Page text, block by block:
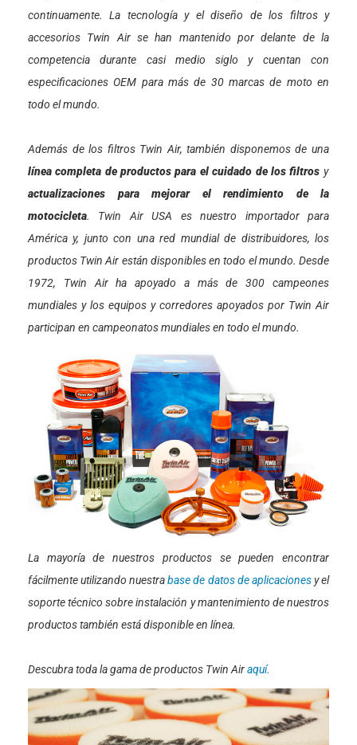
continuamente. La tecnología y el diseño de los filtros y
accesorios Twin Air se han mantenido por delante de la
competencia durante casi medio siglo y cuentan con
especificaciones OEM para más de 30 marcas de moto en
todo el mundo.
Además de los filtros Twin Air, también disponemos de una
línea completa de productos para el cuidado de los filtros y
actualizaciones para mejorar el rendimiento de la
motocicleta. Twin Air USA es nuestro importador para
América y, junto con una red mundial de distribuidores, los
productos Twin Air están disponibles en todo el mundo. Desde
1972, Twin Air ha apoyado a más de 300 campeones
mundiales y los equipos y corredores apoyados por Twin Air
participan en campeonatos mundiales en todo el mundo.
La mayoría de nuestros productos se pueden encontrar
fácilmente utilizando nuestrabase de datos de aplicacionesy el
soporte técnico sobre instalación y mantenimiento de nuestros
productos también está disponible en línea.
Descubra toda la gama de productos Twin Airaquí.